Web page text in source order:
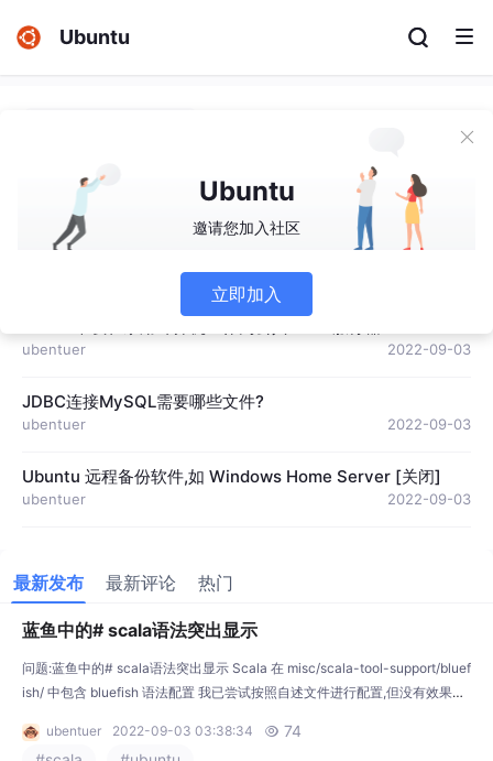
Ubuntu
暂无图片
How To Use BackupPC to Create a
VPS
weixin_0010034 2022-08-01
蓝鱼中的# scala语法突出显示
ubentuer 2022-09-03
JDBC连接MySQL需要哪些文件?
ubentuer 2022-09-03
Ubuntu 远程备份软件,如 Windows Home Server [关闭]
ubentuer 2022-09-03
最新发布 最新评论 热门
蓝鱼中的# scala语法突出显示
问题:蓝鱼中的# scala语法突出显示 Scala 在 misc/scala-tool-support/bluef
ish/ 中包含 bluefish 语法配置 我已尝试按照自述文件进行配置,但没有效果。
hting_ /opt/scala/sc
ubentuer 2022-09-03 03:38:34  74
Ubuntu
邀请您加入社区
立即加入